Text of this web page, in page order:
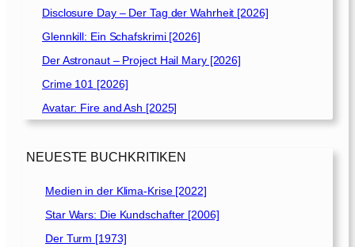
Disclosure Day – Der Tag der Wahrheit [2026]
Glennkill: Ein Schafskrimi [2026]
Der Astronaut – Project Hail Mary [2026]
Crime 101 [2026]
Avatar: Fire and Ash [2025]
NEUESTE BUCHKRITIKEN
Medien in der Klima-Krise [2022]
Star Wars: Die Kundschafter [2006]
Der Turm [1973]